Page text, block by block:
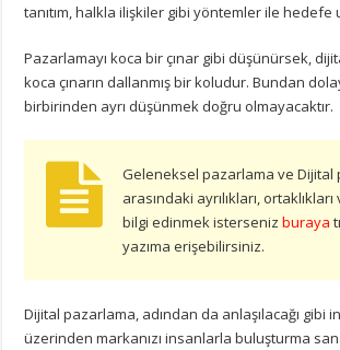
tanıtım, halkla ilişkiler gibi yöntemler ile hedefe
Pazarlamayı koca bir çınar gibi düşünürsek,
koca çınarın dallanmış bir koludur. Bundan
birbirinden ayrı düşünmek doğru olmayacaktır.
Geleneksel pazarlama ve Dijital
arasındaki ayrılıkları,
bilgi edinmek istersenizburaya
yazıma erişebilirsiniz.
Dijital pazarlama, adından da anlaşılacağı gibi
üzerinden markanızı insanlarla buluşturma